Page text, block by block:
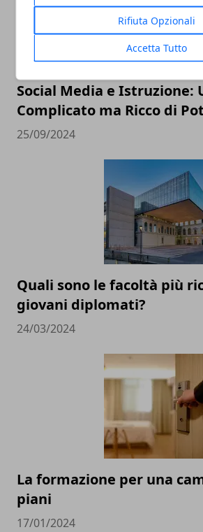
Rifiuta Opzionali
Accetta Tutto
Social Media e Istruzione:
Complicato ma Ricco di
25/09/2024
Quali sono le facoltà più
giovani diplomati?
24/03/2024
La formazione per una
piani
17/01/2024